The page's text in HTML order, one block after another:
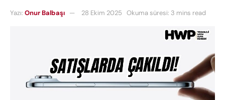
Yazı: Onur Balbaşı 28 Ekim 2025 Okuma süresi: 3 mins read